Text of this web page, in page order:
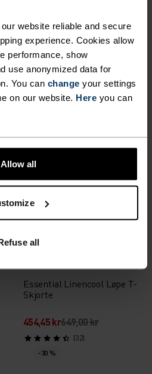
website reliable and secure
experience. Cookies allow
performance, show
use anonymized data for
You can change your settings
on our website. Here you can
Allow all
all
-30 %
% % % %
F-Dry Poloskjorte
559,45 kr799,00 kr
%
Cardada Poloskjorte
489,45 kr
Essential Linencool Løpe T-
Skjorte
454,45 kr649,00 kr
(32)
-30 %